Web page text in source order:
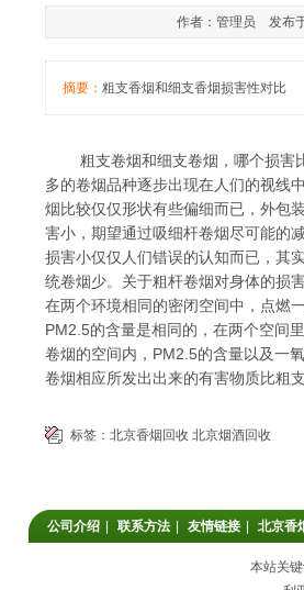
作者：管理员 发布
摘要： 粗支香烟和细支香烟损害性对比
粗支卷烟和细支卷烟，哪个损害比
多的卷烟品种逐步出现在人们的视线
烟比较仅仅形状有些偏细而已，外包
害小，期望通过吸细杆卷烟尽可能的
损害小仅仅人们错误的认知而已，其
统卷烟少。关于粗杆卷烟对身体的损
在两个环境相同的密闭空间中，点燃
PM2.5的含量是相同的，在两个空间
卷烟的空间内，PM2.5的含量以及一
卷烟相应所发出出来的有害物质比粗支
标签： 北京香烟回收 北京烟酒回收
公司介绍 联系方法 友情链接 北京香
本站关